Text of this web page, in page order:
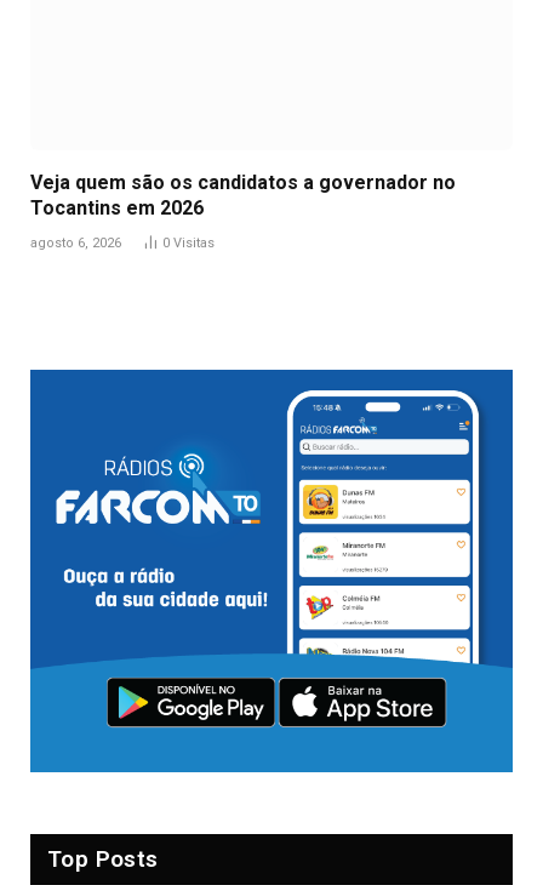
Veja quem são os candidatos a governador no
Tocantins em 2026
agosto 6, 2026 0 Visitas
Top Posts